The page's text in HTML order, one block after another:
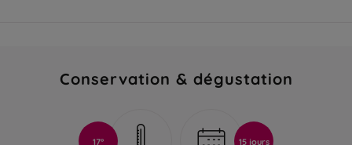
Conservation & dégustation
17° 15 jours